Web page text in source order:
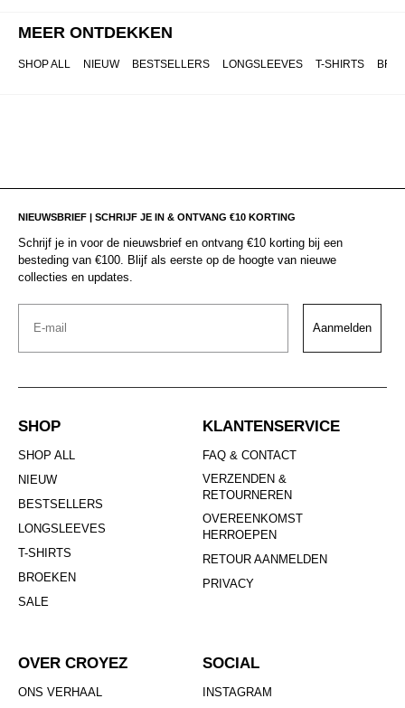
MEER ONTDEKKEN
SHOP ALL NIEUW BESTSELLERS LONGSLEEVES T-SHIRTS
NIEUWSBRIEF | SCHRIJF JE IN & ONTVANG €10 KORTING
Schrijf je in voor de nieuwsbrief en ontvang €10 korting bij een
besteding van €100. Blijf als eerste op de hoogte van nieuwe
collecties en updates.
Email
Aanmelden
SHOP
SHOP ALL
NIEUW
BESTSELLERS
LONGSLEEVES
T-SHIRTS
BROEKEN
SALE
KLANTENSERVICE
FAQ & CONTACT
VERZENDEN &
RETOURNEREN
OVEREENKOMST
HERROEPEN
RETOUR AANMELDEN
PRIVACY
OVER CROYEZ
ONS VERHAAL
SOCIAL
INSTAGRAM